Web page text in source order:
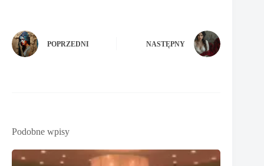
POPRZEDNI NASTĘPNY
Podobne wpisy